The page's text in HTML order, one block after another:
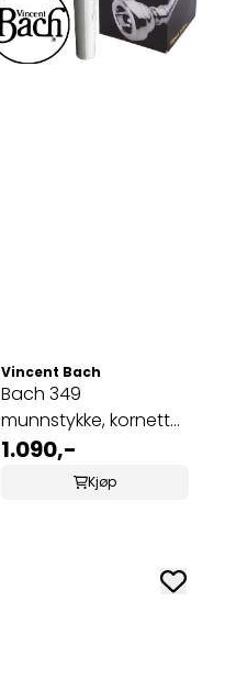
Vincent Bach
Bach 349
munnstykke, kornett
3B
1.090,-
Kjøp